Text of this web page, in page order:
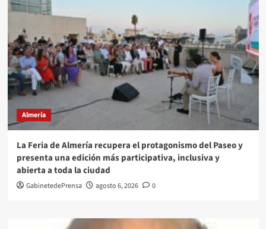
Almería
La Feria de Almería recupera el protagonismo del Paseo y
presenta una edición más participativa, inclusiva y
abierta a toda la ciudad
GabinetedePrensa agosto 6, 2026 0